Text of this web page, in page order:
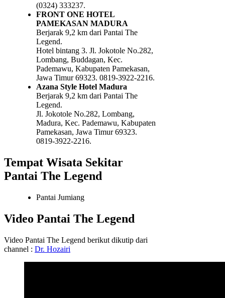
(0324) 333237.
FRONT ONE HOTEL
PAMEKASAN MADURA
Berjarak 9,2 km dari Pantai The
Legend.
Hotel bintang 3. Jl. Jokotole No.282,
Lombang, Buddagan, Kec.
Pademawu, Kabupaten Pamekasan,
Jawa Timur 69323. 0819-3922-2216.
Azana Style Hotel Madura
Berjarak 9,2 km dari Pantai The
Legend.
Jl. Jokotole No.282, Lombang,
Madura, Kec. Pademawu, Kabupaten
Pamekasan, Jawa Timur 69323.
0819-3922-2216.
Tempat Wisata Sekitar
Pantai The Legend
Pantai Jumiang
Video Pantai The Legend
Video Pantai The Legend berikut dikutip dari
channel : Dr. Hozairi